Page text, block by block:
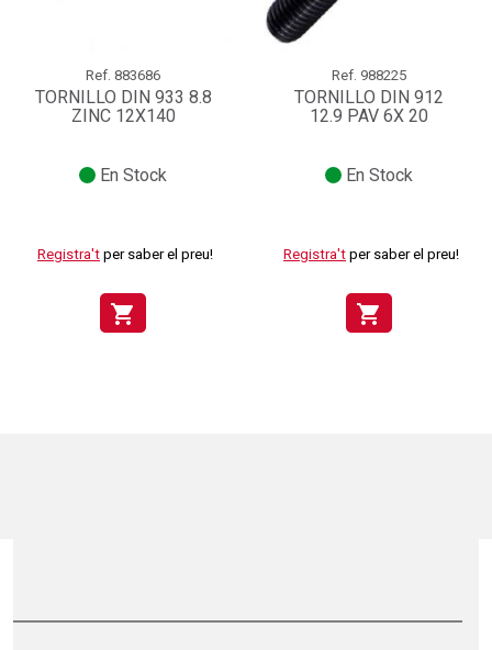
Ref. 883686
TORNILLO DIN 933 8.8
ZINC 12X140
En Stock
Registra't per saber el preu!
shopping_cart
Ref. 988225
TORNILLO DIN 912
12.9 PAV 6X 20
En Stock
Registra't per saber el preu!
shopping_cart